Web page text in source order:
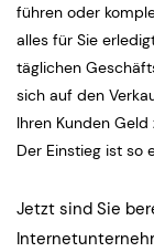
führen oder
alles für Sie
täglichen
sich auf den
Ihren Kunden Geld
Der Einstieg ist so
Jetzt sind Sie